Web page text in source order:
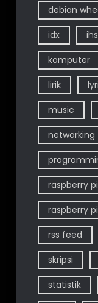
debian
idx
komputer
lirik
music
networking
raspberry pi
raspberry
rss feed
skripsi
statistik